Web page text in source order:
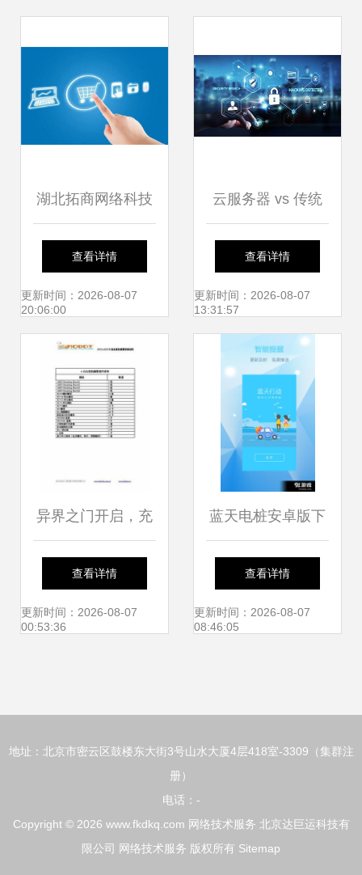
务
湖北拓商网络科技
解析 影响商品转化
率的核心因素与网
络技术服务
查看详情
更新时间：2026-08-07
20:06:00
云服务器 vs 传统
服务器 网络技术服
务的新纪元
查看详情
更新时间：2026-08-07
13:31:57
异界之门开启，充
值竟成0.1折？——
探秘雷霆网页游戏
查看详情
更新时间：2026-08-07
00:53:36
蓝天电桩安卓版下
载指南 v1.4.2最新
版本获取与91手游
查看详情
更新时间：2026-08-07
08:46:05
地址：北京市密云区鼓楼东大街3号山水大厦4层418室-3309（集群注
册）
电话：-
Copyright © 2026 www.fkdkq.com 网络技术服务 北京达巨运科技有
限公司 网络技术服务 版权所有 Sitemap